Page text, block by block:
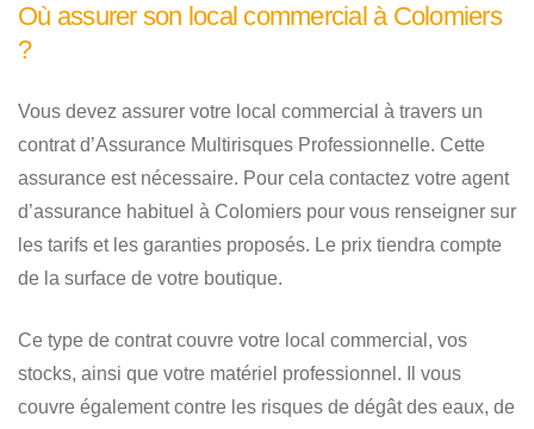
Où assurer son local commercial à Colomiers
?
Vous devez assurer votre local commercial à travers un
contrat d’Assurance Multirisques Professionnelle. Cette
assurance est nécessaire. Pour cela contactez votre agent
d’assurance habituel à Colomiers pour vous renseigner sur
les tarifs et les garanties proposés. Le prix tiendra compte
de la surface de votre boutique.
Ce type de contrat couvre votre local commercial, vos
stocks, ainsi que votre matériel professionnel. Il vous
couvre également contre les risques de dégât des eaux, de